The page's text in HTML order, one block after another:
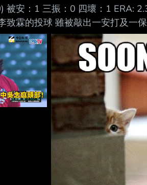
被安：1 三振：0 四壞：1 ERA:
致霖的投球 雖被敲出一安打及一
壘 --